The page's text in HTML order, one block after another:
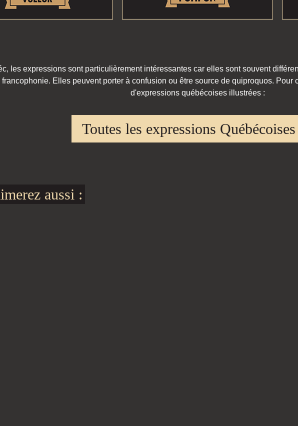
les expressions sont particulièrement intéressantes car elles sont souvent
Elles peuvent porter à confusion ou être source de quiproquos. Pour
d'expressions québécoises illustrées :
Toutes les expressions Québécoises
aussi :